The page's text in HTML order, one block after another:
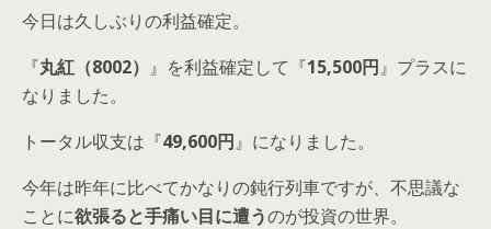
今日は久しぶりの利益確定。
『丸紅（8002） 』を利益確定して『15,500円』プラスに
なりました。
トータル収支は『49,600円』になりました。
今年は昨年に比べてかなりの鈍行列車ですが、不思議な
ことに欲張ると手痛い目に遭うのが投資の世界。